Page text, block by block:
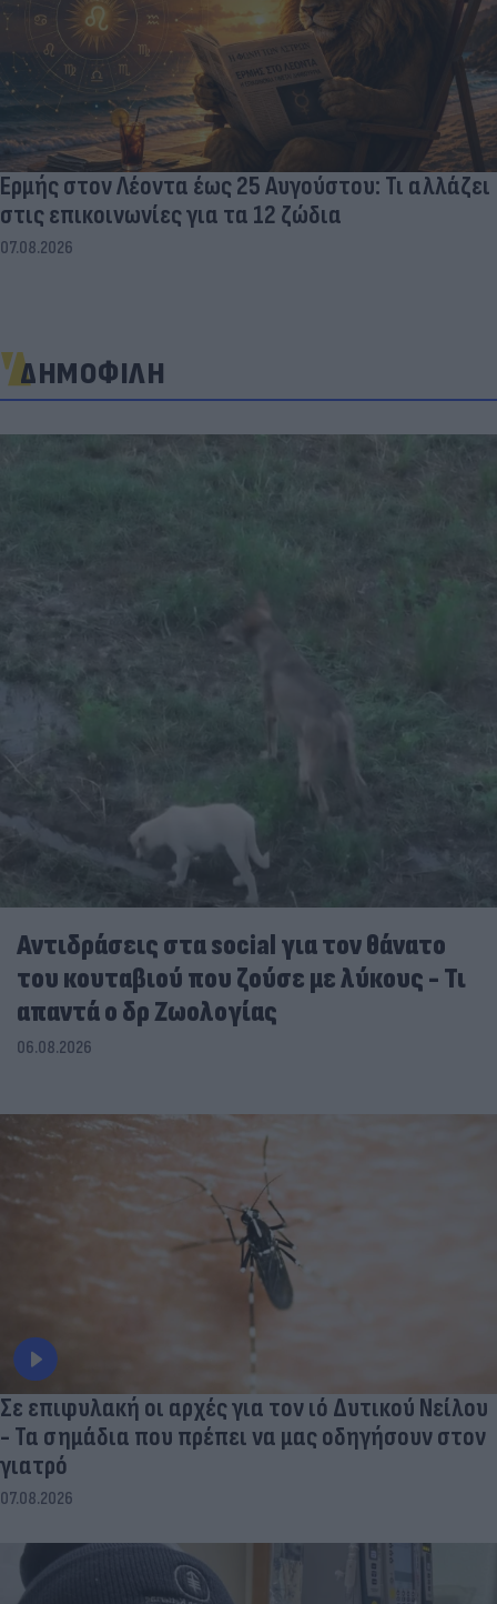
Ερμής στον Λέοντα έως 25 Αυγούστου: Τι αλλάζει
στις επικοινωνίες για τα 12 ζώδια
07.08.2026
ΔΗΜΟΦΙΛΗ
Αντιδράσεις στα social για τον θάνατο
του κουταβιού που ζούσε με λύκους - Τι
απαντά ο δρ Ζωολογίας
06.08.2026
Σε επιφυλακή οι αρχές για τον ιό Δυτικού Νείλου
- Τα σημάδια που πρέπει να μας οδηγήσουν στον
γιατρό
07.08.2026